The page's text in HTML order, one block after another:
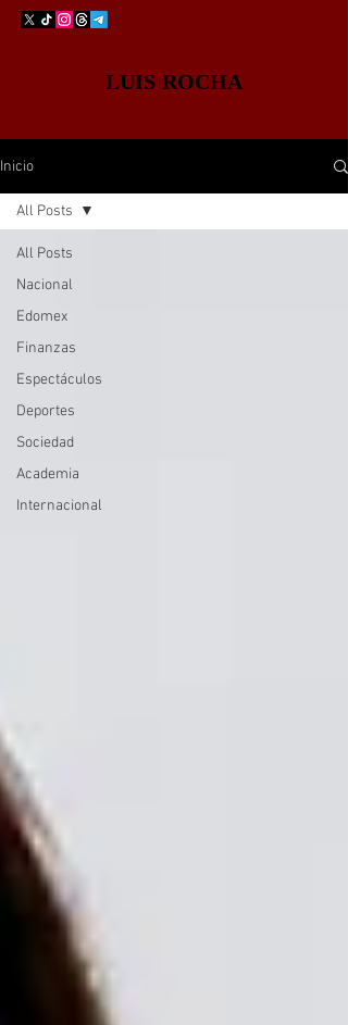
LUIS ROCHA
Inicio
All Posts
Nacional
Edomex
Finanzas
Espectáculos
Deportes
Sociedad
Academia
Internacional
All Posts